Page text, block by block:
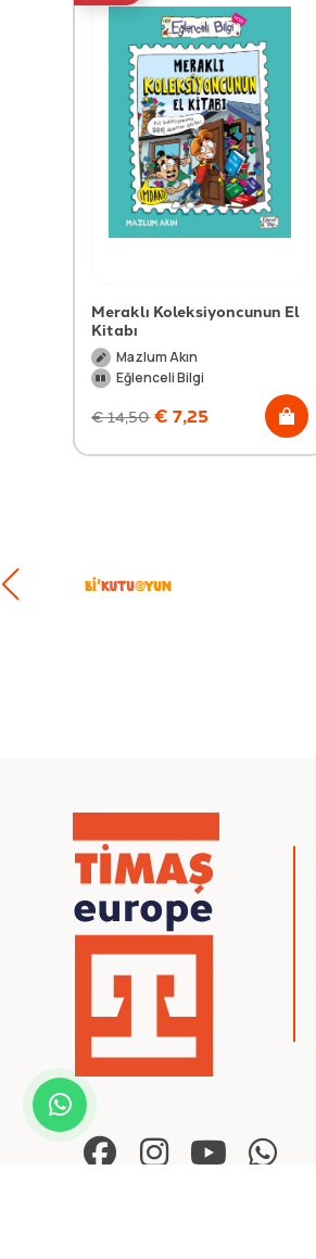
Meraklı Koleksiyoncunun El
Kitabı
Mazlum Akın
Eğlenceli Bilgi
€14,50 € 7,25